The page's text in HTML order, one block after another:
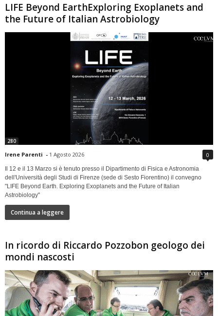
LIFE Beyond EarthExploring Exoplanets and
the Future of Italian Astrobiology
280
Irene Parenti - 1 Agosto 2026 0
Il 12 e il 13 Marzo si è tenuto presso il Dipartimento di Fisica e Astronomia
dell'Università degli Studi di Firenze (sede di Sesto Fiorentino) il convegno
"LIFE Beyond Earth. Exploring Exoplanets and the Future of Italian
Astrobiology"
Continua a leggere
In ricordo di Riccardo Pozzobon geologo dei
mondi nascosti